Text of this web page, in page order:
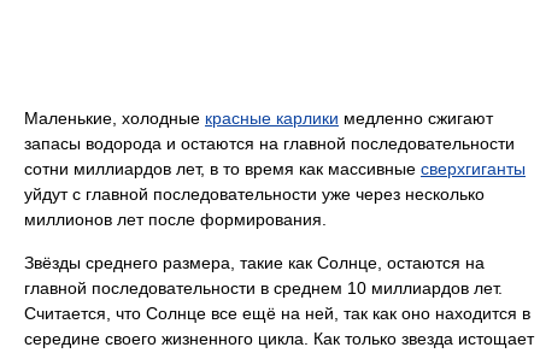
Маленькие, холодные красные карлики медленно сжигают
запасы водорода и остаются на главной последовательности
сотни миллиардов лет, в то время как массивные сверхгиганты
уйдут с главной последовательности уже через несколько
миллионов лет после формирования.
Звёзды среднего размера, такие как Солнце, остаются на
главной последовательности в среднем 10 миллиардов лет.
Считается, что Солнце все ещё на ней, так как оно находится в
середине своего жизненного цикла. Как только звезда истощает